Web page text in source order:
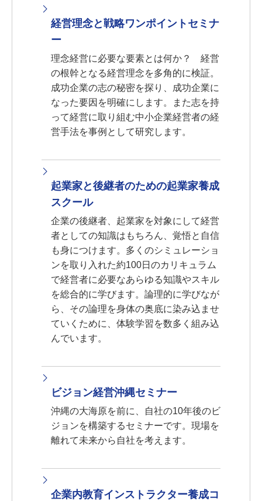
経営理念と戦略ワンポイントセミナ
ー
理念経営に必要な要素とは何か？ 経営
の根幹となる経営理念を多角的に検証。
成功企業の志の秘密を探り、成功企業に
なった要因を明確にします。また志を持
って経営に取り組む中小企業経営者の経
営手法を事例として研究します。
起業家と後継者のための起業家養成
スクール
企業の後継者、起業家を対象にして経営
者としての知識はもちろん、覚悟と自信
も身につけます。多くのシミュレーショ
ンを取り入れた約100日のカリキュラム
で経営者に必要なあらゆる知識やスキル
を総合的に学びます。論理的に学びなが
ら、その論理を身体の奥底に染み込ませ
ていくために、体験学習を数多く組み込
んでいます。
ビジョン経営沖縄セミナー
沖縄の大海原を前に、自社の10年後のビ
ジョンを構築するセミナーです。現場を
離れて未来から自社を考えます。
企業内教育インストラクター養成コ